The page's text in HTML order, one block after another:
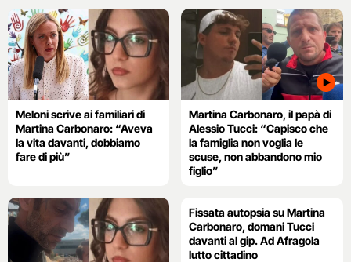
Meloni scrive ai familiari di
Martina Carbonaro: “Aveva
la vita davanti, dobbiamo
fare di più”
Martina Carbonaro, il papà di
Alessio Tucci: “Capisco che
la famiglia non voglia le
scuse, non abbandono mio
figlio”
Fissata autopsia su Martina
Carbonaro, domani Tucci
davanti al gip. Ad Afragola
lutto cittadino